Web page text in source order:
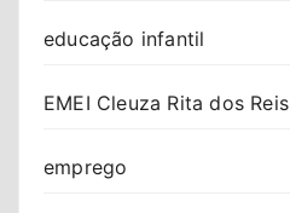
educação infantil
EMEI Cleuza Rita dos Reis
emprego